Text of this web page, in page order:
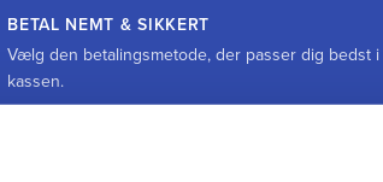
BETAL NEMT & SIKKERT
Vælg den betalingsmetode, der passer dig bedst i
kassen.